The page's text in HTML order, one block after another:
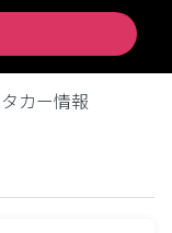
カー情報